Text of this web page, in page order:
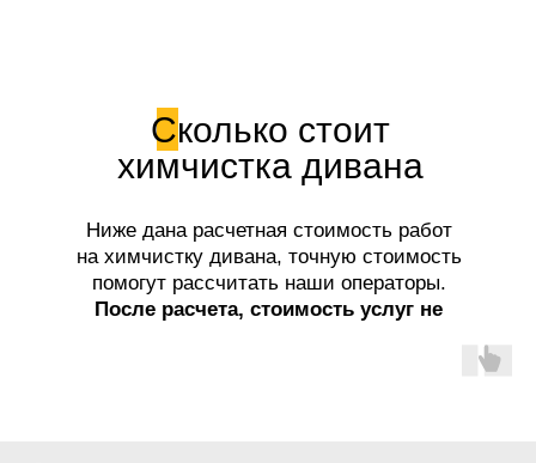
Сколько стоит
химчистка дивана
Ниже дана расчетная стоимость работ
на химчистку дивана, точную стоимость
помогут рассчитать наши операторы.
После расчета, стоимость услуг не